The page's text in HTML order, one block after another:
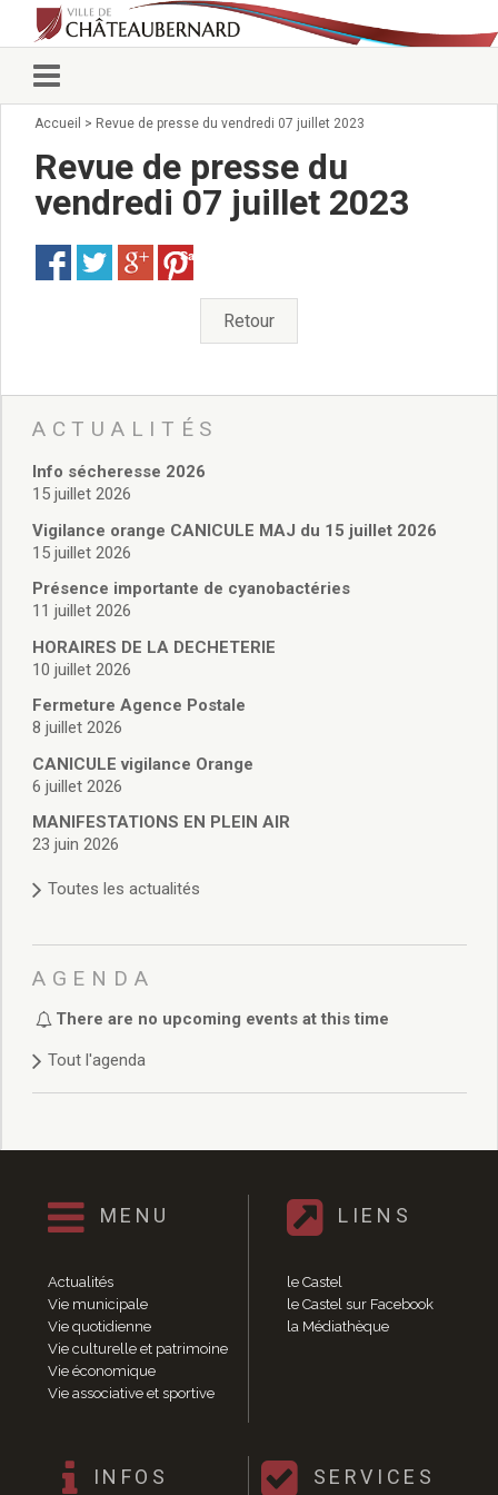
Vie municipale
Conseillers municipaux
Commissions 2026
Arrêtés du Maire
Services municipaux
Pour venir nous voir
administratives
Services Techniques
Affaires Scolaires
Vie associative
Police Municipale/règlementation
Cimetière/réglementation funéraire
Services en ligne
Licences boissons
Cadastre
Actes d’état civil
Budget de Fonctionnement
Budget d’Investissement
Conseils municipaux
Règlement du conseil municipal
Délibérations 2025
Délibérations 2022
Délibérations 2021
Délibérations 2020
Délibérations 2019
Délibérations 2018
Délibérations 2014
Délibérations 2013
Délibérations 2011
Délibérations 2010
Délibérations 2009
Délibérations 2008
Agenda réunions publiques
Marchés publics
Vie quotidienne
Accueil > Revue de presse du vendredi 07 juillet 2023
Revue de presse du
vendredi 07 juillet 2023
Save
Retour
ACTUALITÉS
Info sécheresse 2026
15 juillet 2026
Vigilance orange CANICULE MAJ du 15 juillet 2026
15 juillet 2026
Présence importante de cyanobactéries
11 juillet 2026
HORAIRES DE LA DECHETERIE
10 juillet 2026
Fermeture Agence Postale
8 juillet 2026
CANICULE vigilance Orange
6 juillet 2026
MANIFESTATIONS EN PLEIN AIR
23 juin 2026
Toutes les actualités
AGENDA
There are no upcoming events at this time
Tout l'agenda
MENU
Actualités
Vie municipale
Vie quotidienne
Vie culturelle et patrimoine
Vie économique
Vie associative et sportive
LIENS
le Castel
le Castel sur Facebook
la Médiathèque
INFOS SERVICES